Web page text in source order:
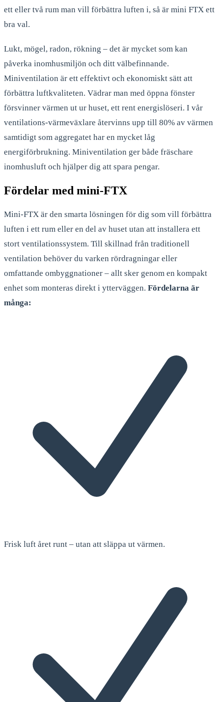
ett eller två rum man vill förbättra luften i, så är mini FTX ett
bra val.
Lukt, mögel, radon, rökning – det är mycket som kan
påverka inomhusmiljön och ditt välbefinnande.
Miniventilation är ett effektivt och ekonomiskt sätt att
förbättra luftkvaliteten. Vädrar man med öppna fönster
försvinner värmen ut ur huset, ett rent energislöseri. I vår
ventilations-värmeväxlare återvinns upp till 80% av värmen
samtidigt som aggregatet har en mycket låg
energiförbrukning. Miniventilation ger både fräschare
inomhusluft och hjälper dig att spara pengar.
Fördelar med mini-FTX
Mini-FTX är den smarta lösningen för dig som vill förbättra
luften i ett rum eller en del av huset utan att installera ett
stort ventilationssystem. Till skillnad från traditionell
ventilation behöver du varken rördragningar eller
omfattande ombyggnationer – allt sker genom en kompakt
enhet som monteras direkt i ytterväggen. Fördelarna är
många:
Frisk luft året runt – utan att släppa ut värmen.